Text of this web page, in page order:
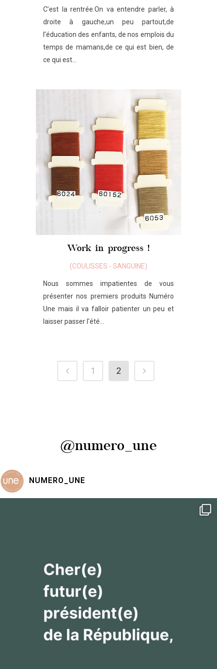
C’est la rentrée.On va entendre parler, à
droite à gauche,un peu partout,de
l’éducation des enfants, de nos emplois du
temps de mamans,de ce qui est bien, de
ce qui est...
Work in progress !
(COULISSES - SANGUINE)
Nous sommes impatientes de vous
présenter nos premiers produits Numéro
Une mais il va falloir patienter un peu et
laisser passer l'été...
1 2
@numero_une
NUMERO_UNE